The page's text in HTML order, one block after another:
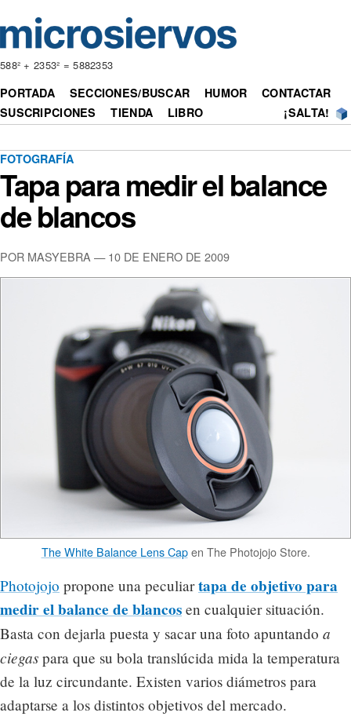
588² + 2353² = 5882353
PORTADA SECCIONES/BUSCAR HUMOR
CONTACTAR
SUSCRIPCIONES
TIENDA LIBRO ¡SALTA!
FOTOGRAFÍA
Tapa para medir el balance
de blancos
POR MASYEBRA — 10 DE ENERO DE 2009
The White Balance Lens Capen The Photojojo Store.
Photojojo propone una peculiartapa de objetivo para
medir el balance de blancos en cualquier situación.
Basta con dejarla puesta y sacar una foto apuntando a
ciegas para que su bola translúcida mida la temperatura
de la luz circundante. Existen varios diámetros para
adaptarse a los distintos objetivos del mercado.